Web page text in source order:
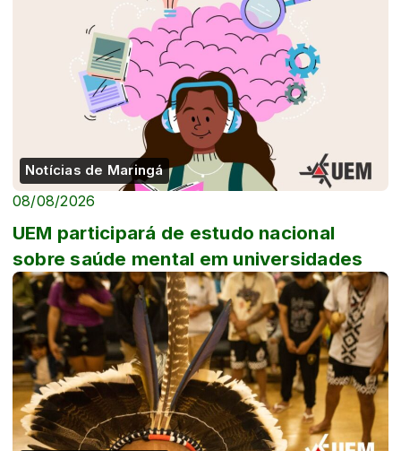
Notícias de Maringá
08/08/2026
UEM participará de estudo nacional
sobre saúde mental em universidades